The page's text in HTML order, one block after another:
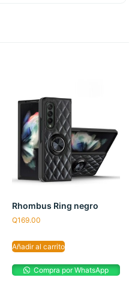
Rhombus Ring negro
Q169.00
Añadir al carrito
Compra por WhatsApp